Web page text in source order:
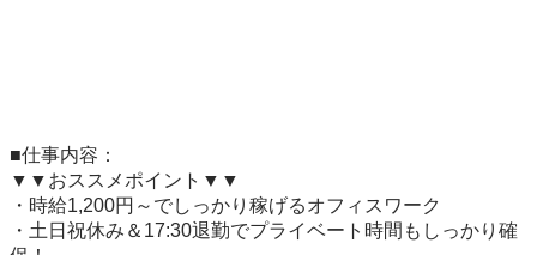
■仕事内容：
▼▼おススメポイント▼▼
・時給1,200円～でしっかり稼げるオフィスワーク
・土日祝休み＆17:30退勤でプライベート時間もしっかり確